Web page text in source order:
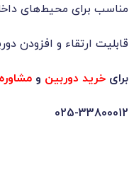
مناسب برای محیط‌های
قابلیت ارتقاء و افزودن
برای خرید دوربین و مشاوره
025-33800012